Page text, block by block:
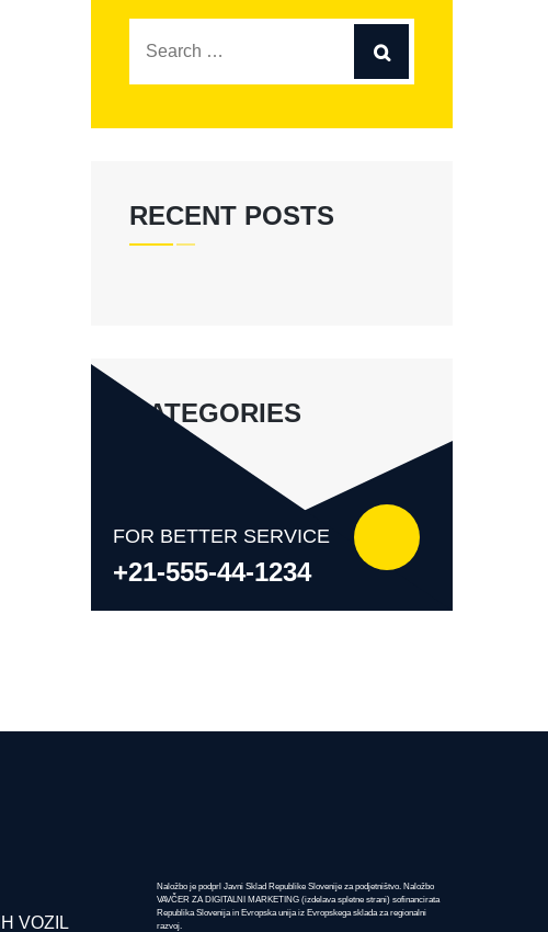
RECENT POSTS
CATEGORIES
FOR BETTER SERVICE
+21-555-44-1234
VOZIL
Naložbo je podprl Javni Sklad Republike Slovenije za podjetništvo. Naložbo
VAVČER ZA DIGITALNI MARKETING (izdelava spletne strani) sofinancirata
Republika Slovenija in Evropska unija iz Evropskega sklada za regionalni
razvoj.